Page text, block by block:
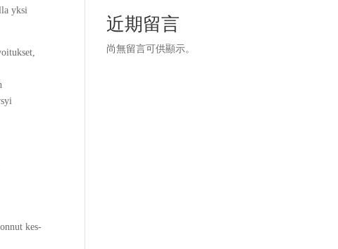
yksi
kes­
近期留言
尚無留言可供顯示。